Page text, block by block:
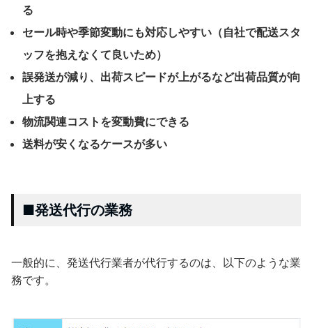
る
セール時や季節変動にも対応しやすい（自社で配送スタ
ッフを抱えなくて良いため）
誤発送が減り、出荷スピードが上がるなど出荷品質が向
上する
物流関連コストを変動費にできる
送料が安くなるケースが多い
■発送代行の業務
一般的に、発送代行業者が代行するのは、以下のような業
務です。